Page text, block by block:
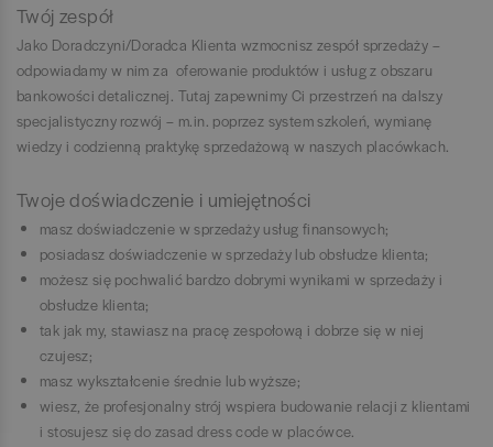
Twój zespół
Jako Doradczyni/Doradca Klienta wzmocnisz zespół sprzedaży –
odpowiadamy w nim za oferowanie produktów i usług z obszaru
bankowości detalicznej. Tutaj zapewnimy Ci przestrzeń na dalszy
specjalistyczny rozwój – m.in. poprzez system szkoleń, wymianę
wiedzy i codzienną praktykę sprzedażową w naszych placówkach.
Twoje doświadczenie i umiejętności
masz doświadczenie w sprzedaży usług finansowych;
posiadasz doświadczenie w sprzedaży lub obsłudze klienta;
możesz się pochwalić bardzo dobrymi wynikami w sprzedaży i
obsłudze klienta;
tak jak my, stawiasz na pracę zespołową i dobrze się w niej
czujesz;
masz wykształcenie średnie lub wyższe;
wiesz, że profesjonalny strój wspiera budowanie relacji z klientami
i stosujesz się do zasad dress code w placówce.